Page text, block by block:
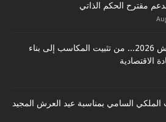
مقترح الحكم الذاتي
خطاب العرش 2026... من تثبيت المكاسب إلى بناء
الاقتصادية
السامي بمناسبة عيد العرش المجيد